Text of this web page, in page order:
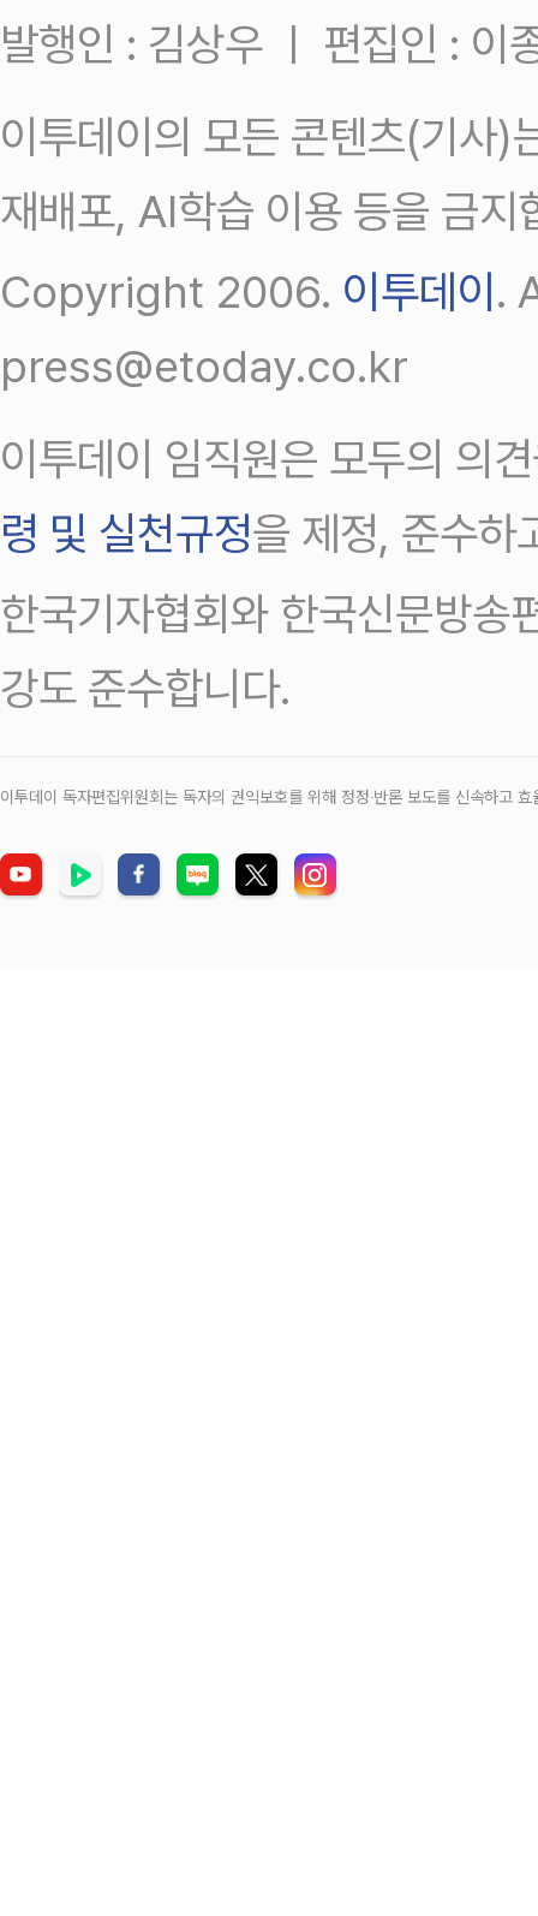
발행인 : 김상우 ㅣ 편집인 : 이
이투데이의 모든 콘텐츠(기사)
재배포, AI학습 이용 등을 금지
Copyright 2006. 이투데이 .
press@etoday.co.kr
이투데이 임직원은 모두의 의
령 및 실천규정을 제정, 준수하
한국기자협회와 한국신문방송
강도 준수합니다.
이투데이 독자편집위원회는 독자의 권익보호를 위해 정정‧반론 보도를 신속하고